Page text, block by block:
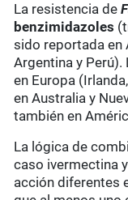
La resistencia de
benzimidazoles
sido reportada en
Argentina y
en Europa
en Australia y
también en
La lógica de
caso ivermectina
acción diferentes